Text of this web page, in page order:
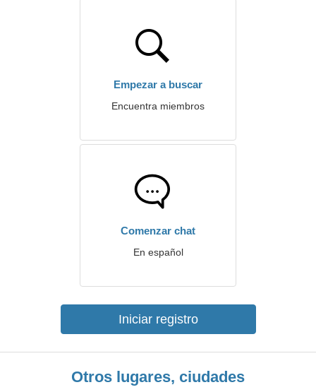
Empezar a buscar
Encuentra miembros
Comenzar chat
En español
Iniciar registro
Otros lugares, ciudades